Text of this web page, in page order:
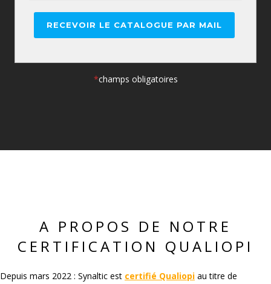
RECEVOIR LE CATALOGUE PAR MAIL
*champs obligatoires
A PROPOS DE NOTRE
CERTIFICATION QUALIOPI
Depuis mars 2022 : Synaltic est certifié Qualiopi au titre de